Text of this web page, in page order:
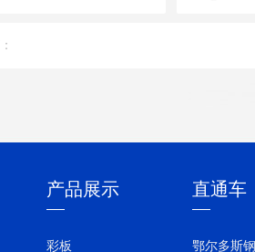
产品展示
彩板
直通车
鄂尔多斯